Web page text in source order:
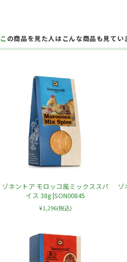
この商品を見た人はこんな商品も見てい
ゾネントア モロッコ風ミックススパ
イス 38g |SON00845
¥1,296(税込)
ゾ